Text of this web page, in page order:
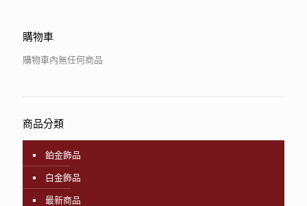
購物車
購物車內無任何商品
商品分類
鉑金飾品
白金飾品
最新商品